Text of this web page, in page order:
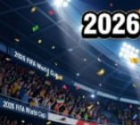
蜂鸟电竞比
事数据与专
WTS-WAF